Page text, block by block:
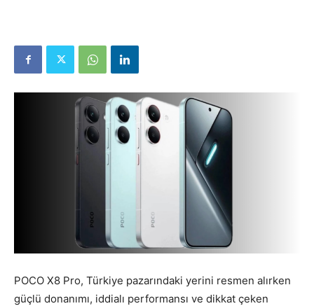
POCO X8 Pro, Türkiye pazarındaki yerini resmen alırken
güçlü donanımı, iddialı performansı ve dikkat çeken